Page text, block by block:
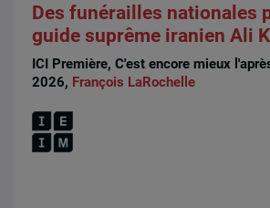
Des funérailles nationales
guide suprême iranien Ali
ICI Première, C'est encore mieux
2026, François LaRochelle